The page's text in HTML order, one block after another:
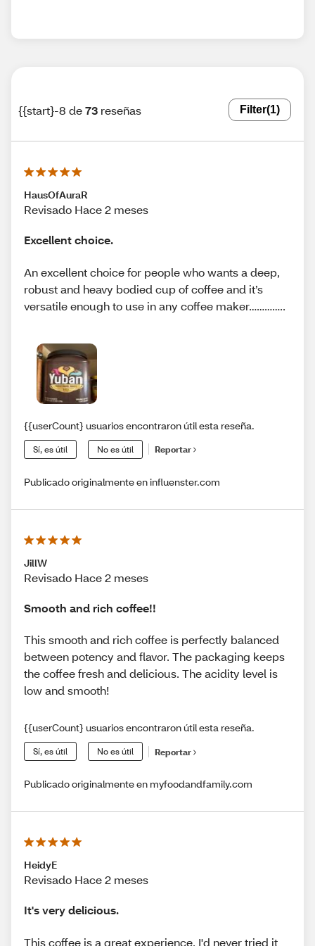
{{start}-8 de73 reseñas Filter(1)
HausOfAuraR
Revisado Hace 2 meses
Excellent choice.
An excellent choice for people who wants a deep,
robust and heavy bodied cup of coffee and it’s
versatile enough to use in any coffee maker…………..
{{userCount} usuarios encontraron útil esta reseña.
Sí, es útil No es útil Reportar
Publicado originalmente en influenster.com
JillW
Revisado Hace 2 meses
Smooth and rich coffee!!
This smooth and rich coffee is perfectly balanced
between potency and flavor. The packaging keeps
the coffee fresh and delicious. The acidity level is
low and smooth!
{{userCount} usuarios encontraron útil esta reseña.
Sí, es útil No es útil Reportar
Publicado originalmente en myfoodandfamily.com
HeidyE
Revisado Hace 2 meses
It's very delicious.
This coffee is a great experience, I'd never tried it